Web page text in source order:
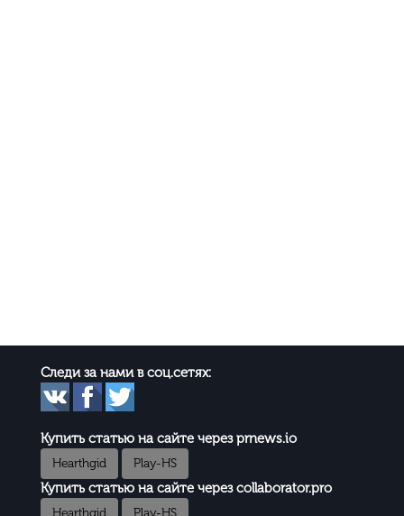
Следи за нами в соц.сетях:
Купить статью на сайте через prnews.io
Hearthgid Play-HS
Купить статью на сайте через collaborator.pro
Hearthgid Play-HS